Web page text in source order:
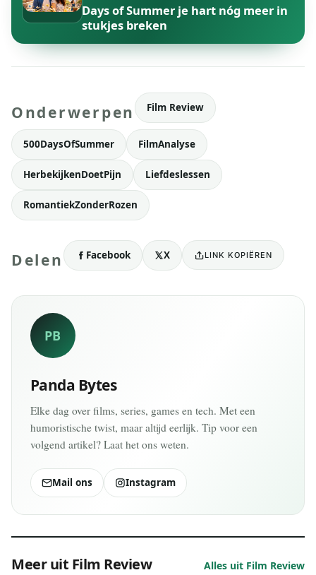
Days of Summer je hart nóg meer in
stukjes breken
Onderwerpen Film Review
500DaysOfSummer FilmAnalyse
HerbekijkenDoetPijn Liefdeslessen
RomantiekZonderRozen
Delen Facebook X LINK KOPIËREN
PB
Panda Bytes
Elke dag over films, series, games en tech. Met een
humoristische twist, maar altijd eerlijk. Tip voor een
volgend artikel? Laat het ons weten.
Mail ons Instagram
Meer uit Film Review Alles uit Film Review